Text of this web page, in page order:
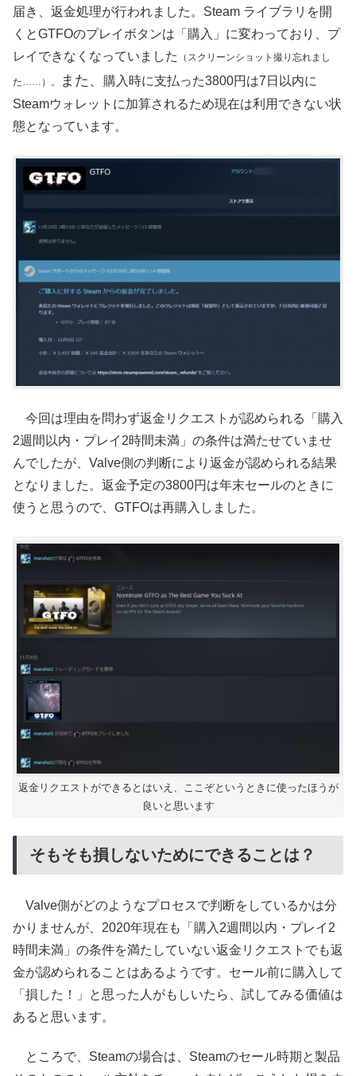
届き、返金処理が行われました。Steam ライブラリを開
くとGTFOのプレイボタンは「購入」に変わっており、プ
レイできなくなっていました
（スクリーンショット撮り忘れまし
た……）。 また、
購入時に支払った3800円は7日以内に
Steamウォレットに加算されるため現在は利用できない状
態となっています。
今回は理由を問わず返金リクエストが認められる「購入
2週間以内・プレイ2時間未満」の条件は満たせていませ
んでしたが、Valve側の判断により返金が認められる結果
となりました。返金予定の3800円は年末セールのときに
使うと思うので、GTFOは再購入しました。
返金リクエストができるとはいえ、ここぞというときに使ったほうが
良いと思います
そもそも損しないためにできることは？
Valve側がどのようなプロセスで判断をしているかは分
かりませんが、2020年現在も「購入2週間以内・プレイ2
時間未満」の条件を満たしていない返金リクエストでも返
金が認められることはあるようです。セール前に購入して
「損した！」と思った人がもしいたら、試してみる価値は
あると思います。
ところで、Steamの場合は、Steamのセール時期と製品